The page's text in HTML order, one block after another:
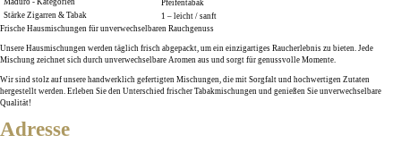
Maduro - Kategorien
Pfeifentabak
Stärke Zigarren & Tabak
1 – leicht / sanft
Frische Hausmischungen für unverwechselbaren Rauchgenuss
Unsere Hausmischungen werden täglich frisch abgepackt, um ein einzigartiges Raucherlebnis zu bieten. Jede
Mischung zeichnet sich durch unverwechselbare Aromen aus und sorgt für genussvolle Momente.
Wir sind stolz auf unsere handwerklich gefertigten Mischungen, die mit Sorgfalt und hochwertigen Zutaten
hergestellt werden. Erleben Sie den Unterschied frischer Tabakmischungen und genießen Sie unverwechselbare
Qualität!
Adresse